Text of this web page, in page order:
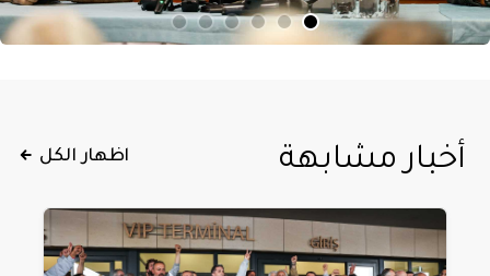
أخبار مشابهة اظهار الكل